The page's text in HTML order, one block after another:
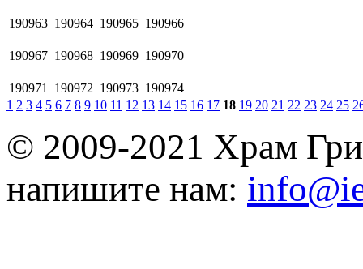
190963 190964 190965 190966
190967 190968 190969 190970
190971 190972 190973 190974
1 2 3 4 5 6 7 8 9 10 11 12 13 14 15 16 17 18 19 20 21 22 23 24 25
© 2009-2021 Храм
напишите нам: